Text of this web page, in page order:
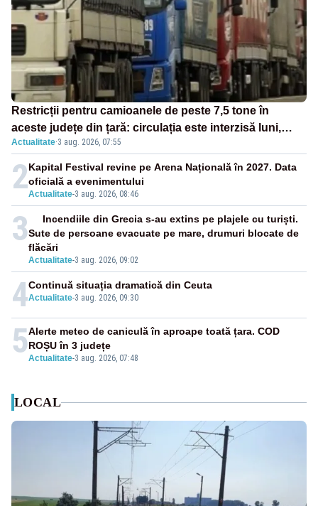
Restricții pentru camioanele de peste 7,5 tone în
aceste județe din țară: circulația este interzisă luni,
între orele 12:00 și 20:00
Actualitate·3 aug. 2026, 07:55
2Actualitate-3 aug. 2026, 08:46
Kapital Festival revine pe Arena Națională în 2027. Data
oficială a evenimentului
3
Actualitate-3 aug. 2026, 09:02
Incendiile din Grecia s-au extins pe plajele cu turiști.
Sute de persoane evacuate pe mare, drumuri blocate de
flăcări
4Actualitate-3 aug. 2026, 09:30
Continuă situația dramatică din Ceuta
5Actualitate-3 aug. 2026, 07:48
Alerte meteo de caniculă în aproape toată țara. COD
ROȘU în 3 județe
LOCAL